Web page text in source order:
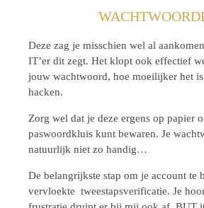
Deze zag je misschien wel al
IT’er dit zegt. Het klopt ook effectief
jouw wachtwoord, hoe moeilijker het
hacken.
Zorg wel dat je deze ergens op papier
paswoordkluis kunt bewaren. Je
natuurlijk niet zo handig…
De belangrijkste stap om je account te
vervloekte tweestapsverificatie. Je